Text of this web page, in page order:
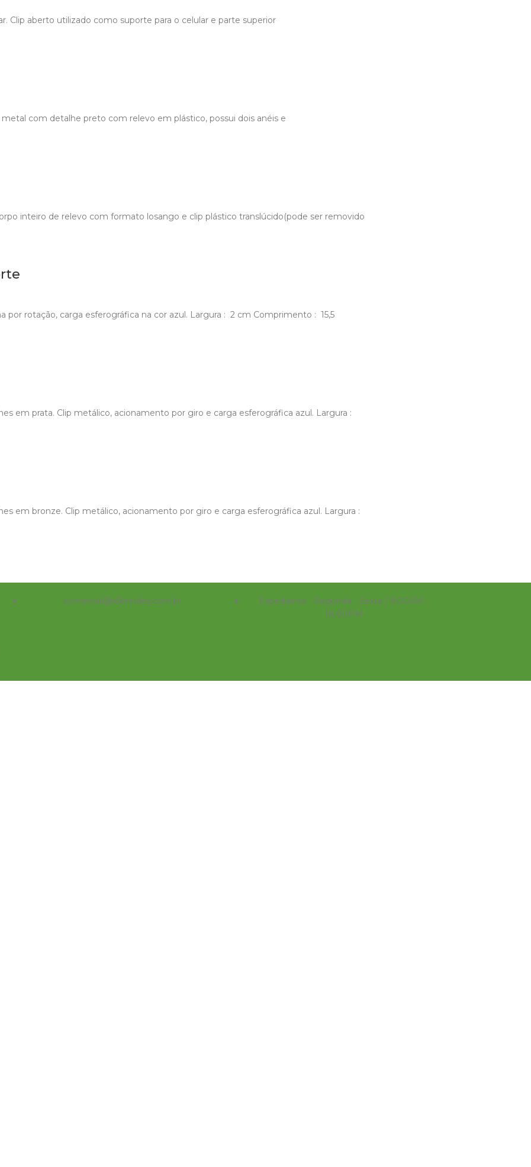
Clip aberto utilizado como suporte para o celular e parte superior
com detalhe preto com relevo em plástico, possui dois anéis e
inteiro de relevo com formato losango e clip plástico translúcido(pode ser removido
por rotação, carga esferográfica na cor azul. Largura : 2 cm Comprimento : 15,5
em prata. Clip metálico, acionamento por giro e carga esferográfica azul. Largura :
em bronze. Clip metálico, acionamento por giro e carga esferográfica azul. Largura :
comercial@x5brindes.com.br
Expediente - Segunda - Sexta / 9:00AM -
18:00PM